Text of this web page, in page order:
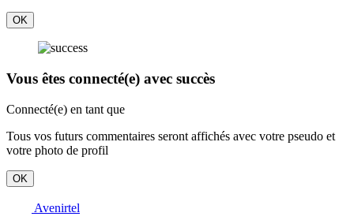
OK
Vous êtes connecté(e) avec succès
Connecté(e) en tant que
Tous vos futurs commentaires seront affichés avec votre pseudo et
votre photo de profil
OK
Avenirtel